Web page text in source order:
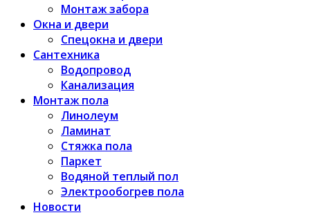
Монтаж забора
Окна и двери
Спецокна и двери
Сантехника
Водопровод
Канализация
Монтаж пола
Линолеум
Ламинат
Стяжка пола
Паркет
Водяной теплый пол
Электрообогрев пола
Новости